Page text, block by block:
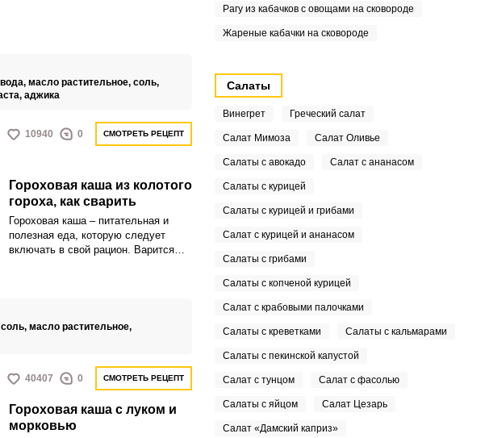
вода, масло растительное, соль,
аджика
10940 0 СМОТРЕТЬ РЕЦЕПТ
Гороховая каша из колотого
гороха, как сварить
Гороховая каша – питательная и
полезная еда, которую следует
включать в свой рацион. Варится
соль, масло растительное,
40407 0 СМОТРЕТЬ РЕЦЕПТ
Гороховая каша с луком и
морковью
Рагу из кабачков с овощами на сковороде
Жареные кабачки на сковороде
Салаты
Винегрет Греческий салат
Салат Мимоза Салат Оливье
Салаты с авокадо Салат с ананасом
Салаты с курицей
Салаты с курицей и грибами
Салат с курицей и ананасом
Салаты с грибами
Салаты с копченой курицей
Салат с крабовыми палочками
Салаты с креветками Салаты с кальмарами
Салаты с пекинской капустой
Салат с тунцом Салат с фасолью
Салаты с яйцом Салат Цезарь
Салат «Дамский каприз»